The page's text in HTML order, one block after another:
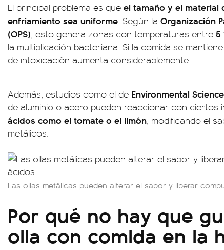
El principal problema es que el tamaño y el material
enfriamiento sea uniforme. Según la Organización
(OPS), esto genera zonas con temperaturas entre 5
la multiplicación bacteriana. Si la comida se
de intoxicación aumenta considerablemente.
Además, estudios como el de Environmental
de aluminio o acero pueden reaccionar con ciertos
ácidos como el tomate o el limón, modificando el
metálicos.
Las ollas metálicas pueden alterar el sabor y liberar
Por qué no hay que
olla con comida en la